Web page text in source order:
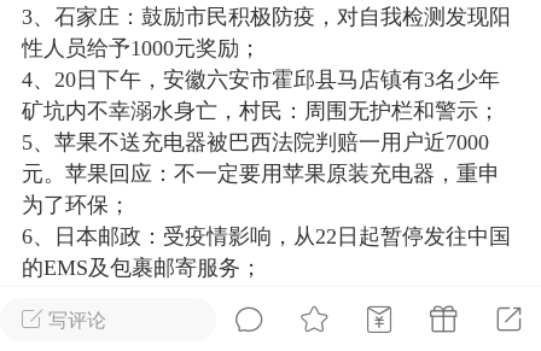
建术
DRYY面膜 微晶溶斑术
爆款平台 Lv.8 靓号
加盟商
26 23:18
电脑端 美业资讯
闪充小白罐
本/双效闪充，养出紧致小白脸！一、项
充小白罐 = 闪充大白肌（仪器）× 草本
产品）×极光嫩肤啫喱（产品）这是一套
护...写评论
3、石家庄：鼓励市民积极防疫，对自我检测发现阳
性人员给予1000元奖励；
4、20日下午，安徽六安市霍邱县马店镇有3名少年
矿坑内不幸溺水身亡，村民：周围无护栏和警示；
5、苹果不送充电器被巴西法院判赔一用户近7000
元。苹果回应：不一定要用苹果原装充电器，重申
为了环保；
6、日本邮政：受疫情影响，从22日起暂停发往中国
的EMS及包裹邮寄服务；
7、俄外交部：俄罗斯将关闭波罗的海三国驻俄领事
馆。扩大对美制裁名单，制裁名单上共增加了29名